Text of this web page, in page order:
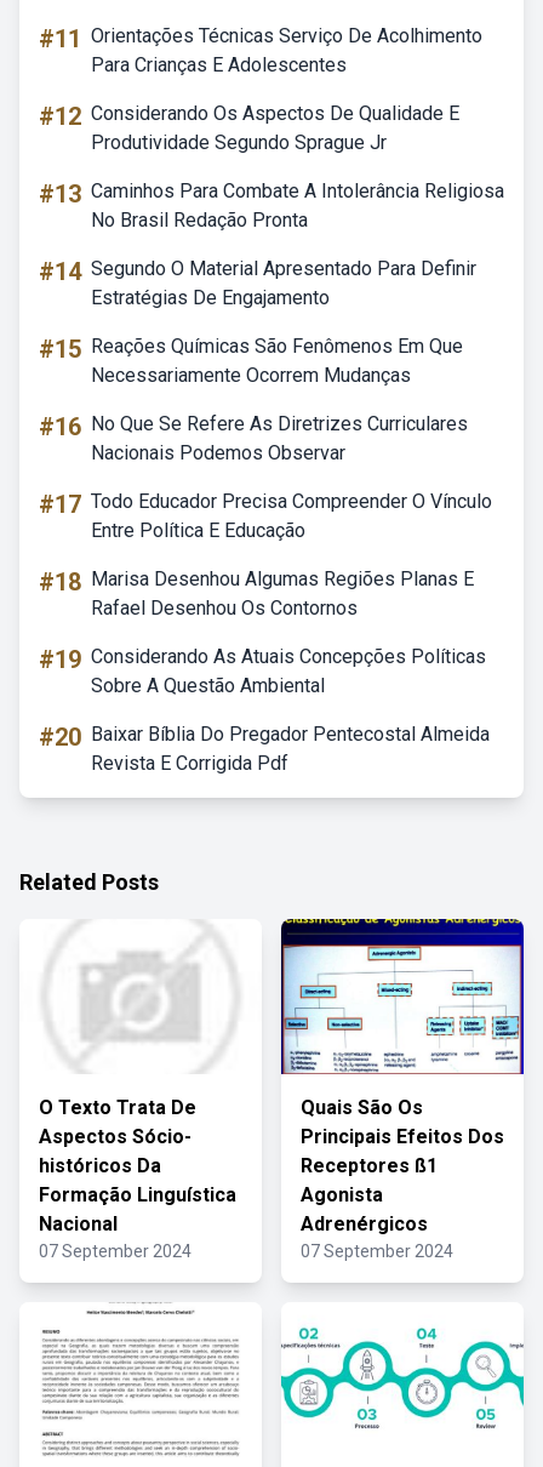
#11 Orientações Técnicas Serviço De Acolhimento
Para Crianças E Adolescentes
#12 Considerando Os Aspectos De Qualidade E
Produtividade Segundo Sprague Jr
#13 Caminhos Para Combate A Intolerância Religiosa
No Brasil Redação Pronta
#14 Segundo O Material Apresentado Para Definir
Estratégias De Engajamento
#15 Reações Químicas São Fenômenos Em Que
Necessariamente Ocorrem Mudanças
#16 No Que Se Refere As Diretrizes Curriculares
Nacionais Podemos Observar
#17 Todo Educador Precisa Compreender O Vínculo
Entre Política E Educação
#18 Marisa Desenhou Algumas Regiões Planas E
Rafael Desenhou Os Contornos
#19 Considerando As Atuais Concepções Políticas
Sobre A Questão Ambiental
#20 Baixar Bíblia Do Pregador Pentecostal Almeida
Revista E Corrigida Pdf
Related Posts
O Texto Trata De
Aspectos Sócio-
históricos Da
Formação Linguística
Nacional
07 September 2024
Quais São Os
Principais Efeitos Dos
Receptores ß1
Agonista
Adrenérgicos
07 September 2024